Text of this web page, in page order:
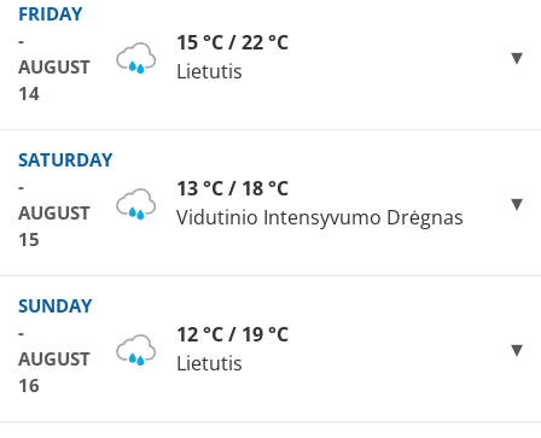
FRIDAY
-
AUGUST
14
15 °C / 22 °C
Lietutis
SATURDAY
-
AUGUST
15
13 °C / 18 °C
Vidutinio Intensyvumo Drėgnas
SUNDAY
-
AUGUST
16
12 °C / 19 °C
Lietutis